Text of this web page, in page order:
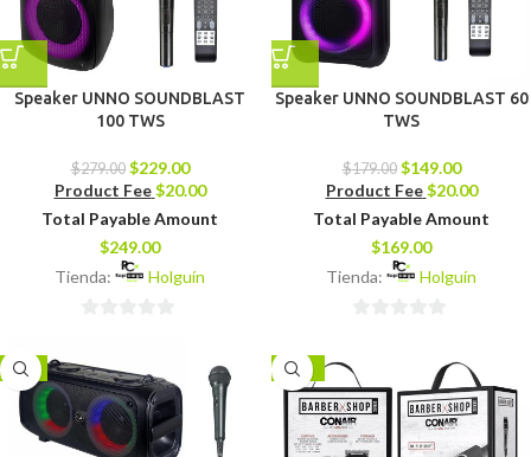
Speaker UNNO SOUNDBLAST
100 TWS
$279.00 $229.00
Product Fee $20.00
Total Payable Amount
$249.00
Tienda:
Holguín
5
Speaker UNNO SOUNDBLAST 60
TWS
$179.00 $149.00
Product Fee $20.00
Total Payable Amount
$169.00
Tienda:
Holguín
5
-7% -25%